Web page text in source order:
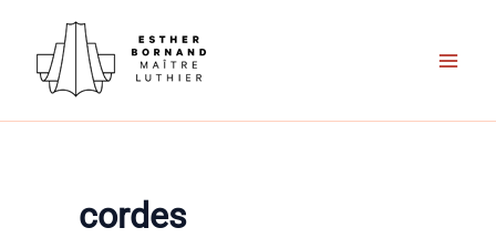
contenu
cordes